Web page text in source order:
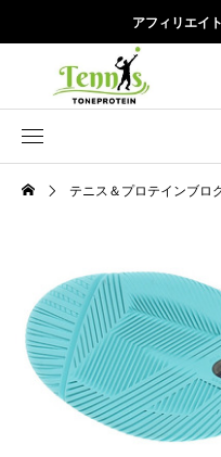
アフィリエイ
テニス＆プロテインブロ